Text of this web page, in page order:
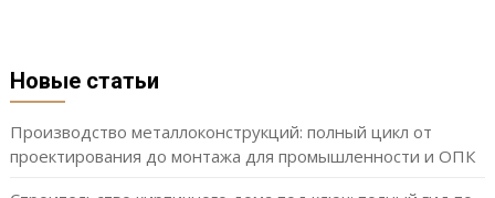
Новые статьи
Производство металлоконструкций: полный цикл от
проектирования до монтажа для промышленности и ОПК